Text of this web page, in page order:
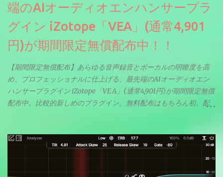
端のAIオーディオエンハンサープラ
グイン iZotope「VEA」(通常4,901
円)が期間限定無償配布中！！
【期間限定無償配布】あらゆる音声録音とボーカルの明瞭度を高
め、プロフェッショナルに仕上げる、最先端のAIオーディオエン
ハンサープラグイン iZotope「VEA」(通常4,901円)が期間限定無償
配布中。比較的新しめのプラグイン。無料配布はもちろん初。配